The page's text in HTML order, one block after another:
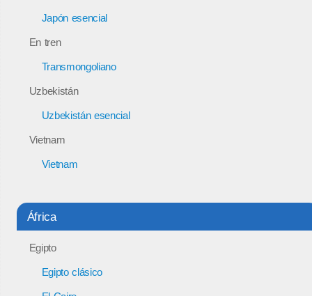
Japón esencial
En tren
Transmongoliano
Uzbekistán
Uzbekistán esencial
Vietnam
Vietnam
África
Egipto
Egipto clásico